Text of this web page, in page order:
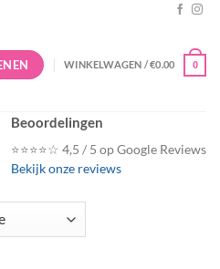
WINKELWAGEN /€0.00 0
Beoordelingen
⭐⭐⭐⭐☆ 4,5 / 5 op Google Reviews
Bekijk onze reviews